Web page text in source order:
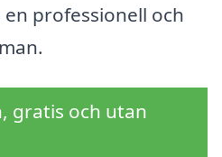
professionell och
gratis och utan